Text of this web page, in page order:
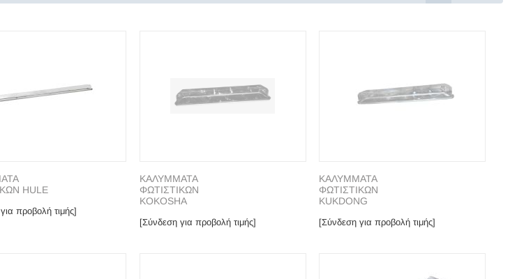
HULE
προβολή τιμής]
ΚΑΛΥΜΜΑΤΑ
ΦΩΤΙΣΤΙΚΩΝ
KOKOSHA
[Σύνδεση για προβολή τιμής]
ΚΑΛΥΜΜΑΤΑ
ΦΩΤΙΣΤΙΚΩΝ
KUKDONG
[Σύνδεση για προβολή τιμής]